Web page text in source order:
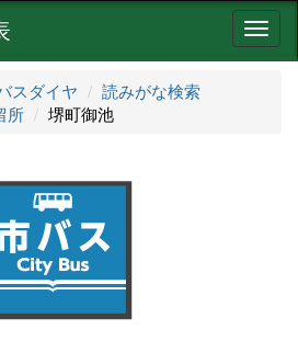
ナ
ビ
スダイヤ
読みがな検索
所
堺町御池